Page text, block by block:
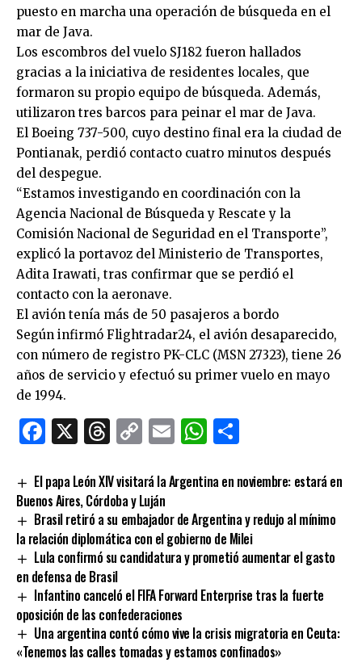
puesto en marcha una operación de búsqueda en el
mar de Java.
Los escombros del vuelo SJ182 fueron hallados
gracias a la iniciativa de residentes locales, que
formaron su propio equipo de búsqueda. Además,
utilizaron tres barcos para peinar el mar de Java.
El Boeing 737-500, cuyo destino final era la ciudad de
Pontianak, perdió contacto cuatro minutos después
del despegue.
“Estamos investigando en coordinación con la
Agencia Nacional de Búsqueda y Rescate y la
Comisión Nacional de Seguridad en el Transporte”,
explicó la portavoz del Ministerio de Transportes,
Adita Irawati, tras confirmar que se perdió el
contacto con la aeronave.
El avión tenía más de 50 pasajeros a bordo
Según infirmó Flightradar24, el avión desaparecido,
con número de registro PK-CLC (MSN 27323), tiene 26
años de servicio y efectuó su primer vuelo en mayo
de 1994.
Facebook
X Threads
CopyEmailWhatsApp
El papa León XIV visitará la Argentina en noviembre: estará en
Buenos Aires, Córdoba y Luján
Brasil retiró a su embajador de Argentina y redujo al mínimo
la relación diplomática con el gobierno de Milei
Lula confirmó su candidatura y prometió aumentar el gasto
en defensa de Brasil
Infantino canceló el FIFA Forward Enterprise tras la fuerte
oposición de las confederaciones
Una argentina contó cómo vive la crisis migratoria en Ceuta:
«Tenemos las calles tomadas y estamos confinados»